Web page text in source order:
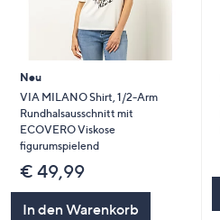
anzuzeigen.
Neu
VIA MILANO Shirt, 1/2-Arm
Rundhalsausschnitt mit
ECOVERO Viskose
figurumspielend
€ 49,99
In den Warenkorb